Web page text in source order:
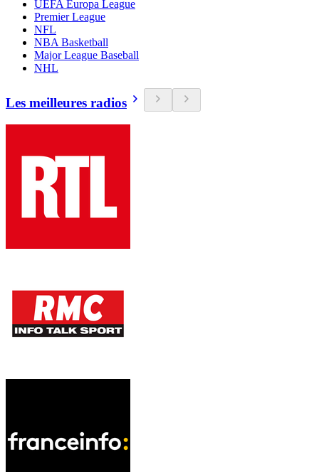
UEFA Europa League
Premier League
NFL
NBA Basketball
Major League Baseball
NHL
Les meilleures radios